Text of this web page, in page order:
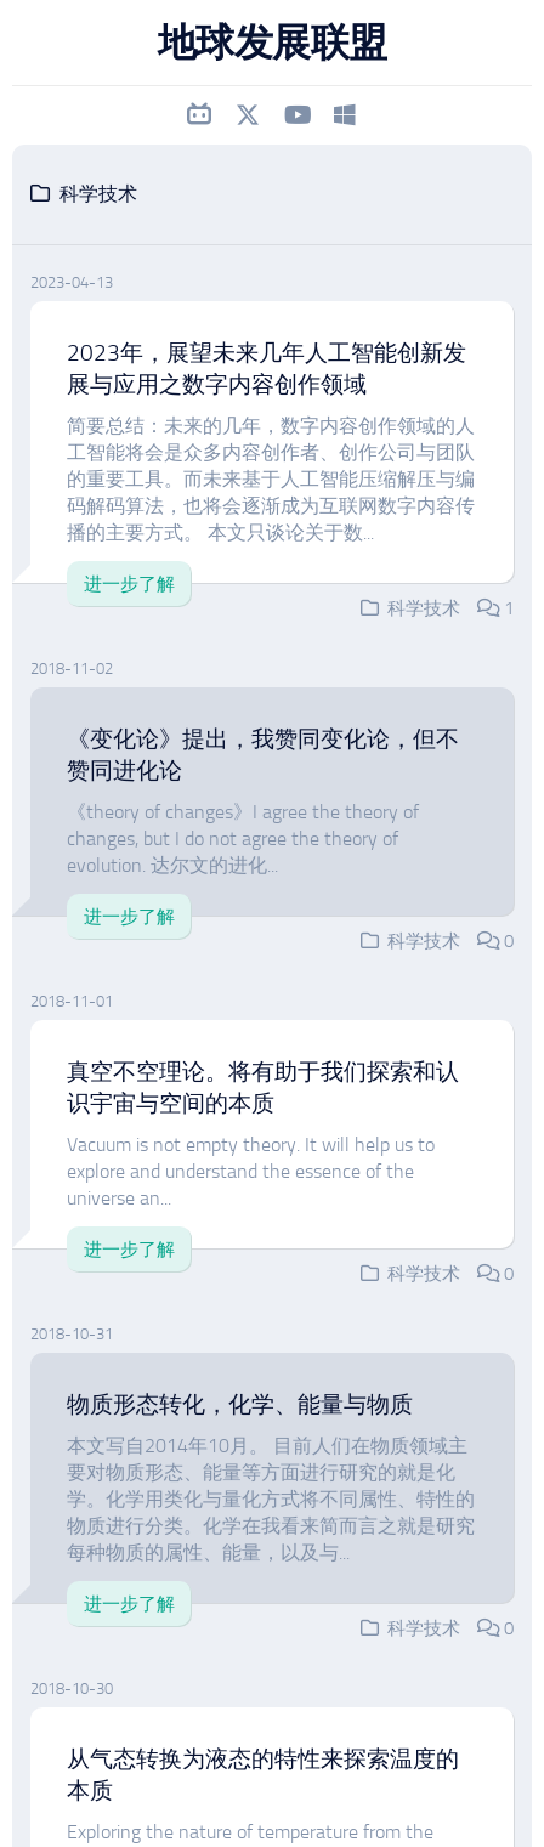
地球发展联盟
科学技术
2023-04-13
2023年，展望未来几年人工智能创新发
展与应用之数字内容创作领域
简要总结：未来的几年，数字内容创作领域的人
工智能将会是众多内容创作者、创作公司与团队
的重要工具。而未来基于人工智能压缩解压与编
码解码算法，也将会逐渐成为互联网数字内容传
播的主要方式。 本文只谈论关于数...
进一步了解
科学技术
1
2018-11-02
《变化论》提出，我赞同变化论，但不
赞同进化论
《theory of changes》I agree the theory of
changes, but I do not agree the theory of
evolution. 达尔文的进化...
进一步了解
科学技术
0
2018-11-01
真空不空理论。将有助于我们探索和认
识宇宙与空间的本质
Vacuum is not empty theory. It will help us to
explore and understand the essence of the
universe an...
进一步了解
科学技术
0
2018-10-31
物质形态转化，化学、能量与物质
本文写自2014年10月。 目前人们在物质领域主
要对物质形态、能量等方面进行研究的就是化
学。化学用类化与量化方式将不同属性、特性的
物质进行分类。化学在我看来简而言之就是研究
每种物质的属性、能量，以及与...
进一步了解
科学技术
0
2018-10-30
从气态转换为液态的特性来探索温度的
本质
Exploring the nature of temperature from the